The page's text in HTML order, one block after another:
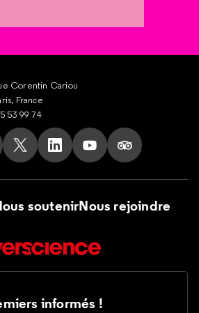
Corentin Cariou
France
53 99 74
sur Facebook
nous sur Tik Tok
Suivez nous sur X
Suivez nous sur LinkedIn
Suivez nous sur
Suivez nous
soutenirNous rejoindre
informés !